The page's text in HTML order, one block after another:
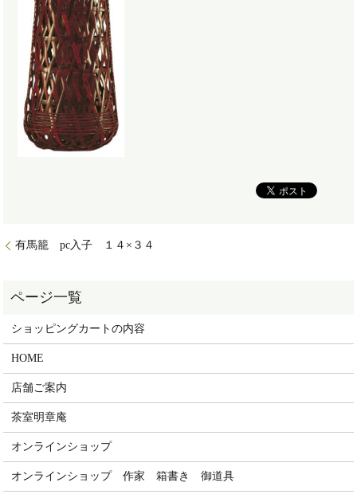
有馬籠 pc入子 １４×３４
ショッピングカートの内容
HOME
店舗ご案内
茶室明章庵
オンラインショップ
オンラインショップ 作家 箱書き 御道具